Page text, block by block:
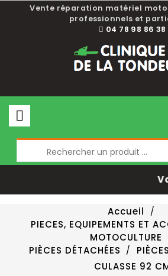
Vente réparation matériel
professionnels et
04 78 98 86 38
Accueil
PIECES, EQUIPEMENTS ET
MOTOCULTURE
PIÈCES DÉTACHÉES
CULASSE 92